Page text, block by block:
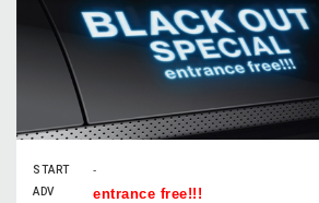
START
-
ADV
entrance free!!!